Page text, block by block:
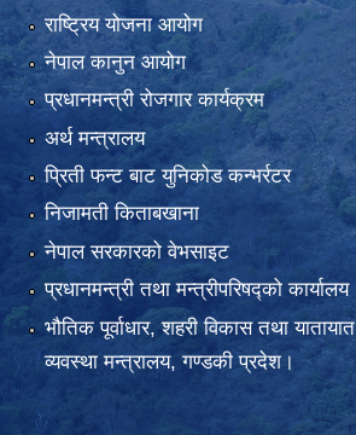
राष्ट्रिय योजना आयोग
नेपाल कानुन आयोग
प्रधानमन्त्री रोजगार कार्यक्रम
अर्थ मन्त्रालय
प्रिती फन्ट बाट युनिकोड कन्भर्रटर
निजामती किताबखाना
नेपाल सरकारको वेभसाइट
प्रधानमन्त्री तथा मन्त्रीपरिषद्को कार्यालय
भौतिक पूर्वाधार, शहरी विकास तथा यातायात
व्यवस्था मन्त्रालय, गण्डकी प्रदेश।